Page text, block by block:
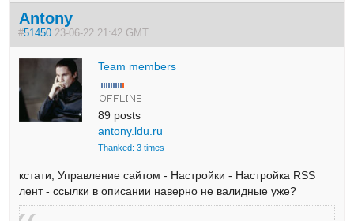
Antony
#51450 23-06-22 21:42 GMT
Team members
89 posts
antony.ldu.ru
Thanked: 3 times
кстати, Управление сайтом - Настройки - Настройка RSS
лент - ссылки в описании наверно не валидные уже?